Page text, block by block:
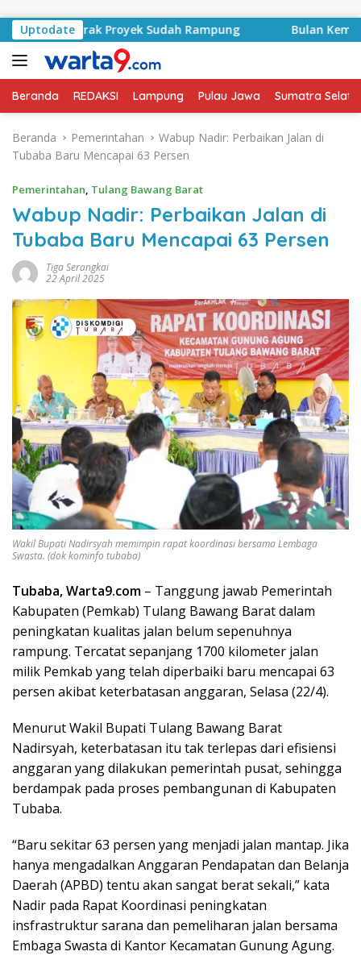
Uptodate
Kontrak Proyek Sudah Rampung Bulan
Beranda REDAKSI Lampung Pulau Jawa Sumatra
Beranda Pemerintahan
Wabup Nadir: Perbaikan Jalan di
Tubaba Baru Mencapai 63 Persen
Pemerintahan, Tulang Bawang Barat
Wabup Nadir: Perbaikan Jalan di
Tubaba Baru Mencapai 63 Persen
Tiga Serangkai
22 April 2025
Wakil Bupati Nadirsyah memimpin rapat koordinasi bersama Lembaga
Swasta. (dok kominfo tubaba)
Tubaba, Warta9.com – Tanggung jawab Pemerintah
Kabupaten (Pemkab) Tulang Bawang Barat dalam
peningkatan kualitas jalan belum sepenuhnya
rampung. Tercatat sepanjang 1700 kilometer jalan
milik Pemkab yang telah diperbaiki baru mencapai 63
persen akibat keterbatasan anggaran, Selasa (22/4).
Menurut Wakil Bupati Tulang Bawang Barat
Nadirsyah, keterbatasan itu tak terlepas dari efisiensi
anggaran yang dilakukan pemerintah pusat, sehingga
berdampak pada proses pembangunan di Kabupaten
Tubaba.
“Baru sekitar 63 persen yang menjadi jalan mantap. Jika
hanya mengadalkan Anggaran Pendapatan dan Belanja
Daerah (APBD) tentu akan sangat berat sekali,” kata
Nadir pada Rapat Koordinasi peningkatan
insfrastruktur sarana dan pemeliharan jalan bersama
Embaga Swasta di Kantor Kecamatan Gunung Agung.